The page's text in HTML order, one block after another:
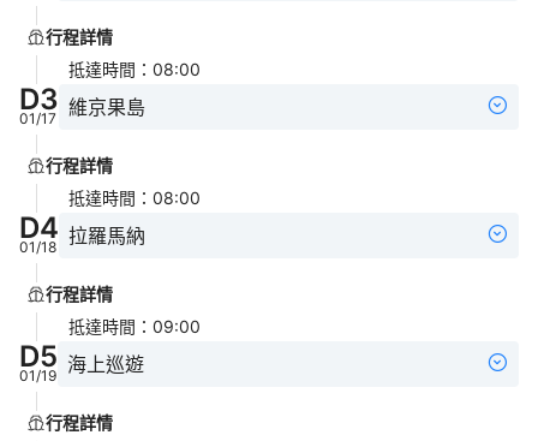
行程詳情
抵達時間 ： 08:00
D3
01/17 維京果島
行程詳情
抵達時間 ： 08:00
D4
01/18 拉羅馬納
行程詳情
抵達時間 ： 09:00
D5
01/19 海上巡遊
行程詳情